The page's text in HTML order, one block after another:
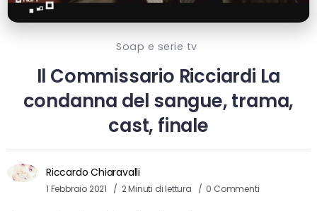
Soap e serie tv
Il Commissario Ricciardi La
condanna del sangue, trama,
cast, finale
Riccardo Chiaravalli
1 Febbraio 2021 2 Minuti di lettura 0 Commenti